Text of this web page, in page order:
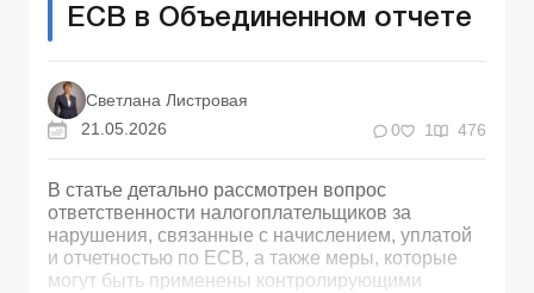
ЕСВ в Объединенном отчете
Светлана Листровая
21.05.2026
0 1 476
В статье детально рассмотрен вопрос
ответственности налогоплательщиков за
нарушения, связанные с начислением, уплатой
и отчетностью по ЕСВ, а также меры, которые
могут быть применены контролирующими